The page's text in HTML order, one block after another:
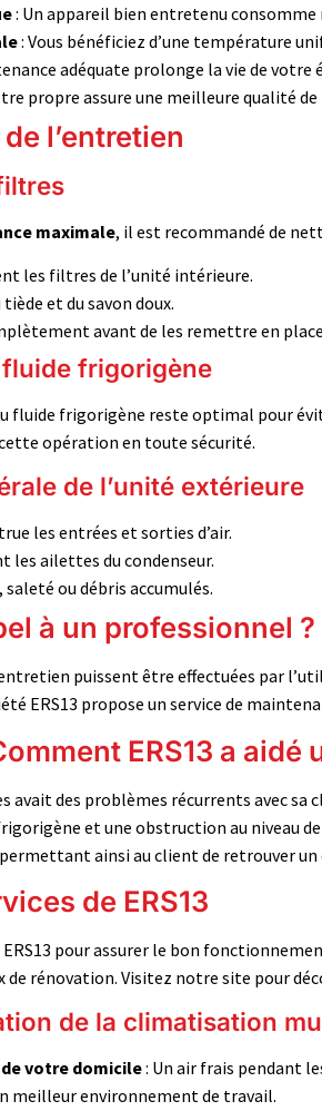
: Un appareil bien entretenu consomme
: Vous bénéficiez d’une température
adéquate prolonge la vie de votre
propre assure une meilleure qualité de
l’entretien
maximale, il est recommandé de
les filtres de l’unité intérieure.
tiède et du savon doux.
avant de les remettre en
frigorigène
fluide frigorigène reste optimal pour
opération en toute sécurité.
de l’unité extérieure
les entrées et sorties d’air.
les ailettes du condenseur.
ou débris accumulés.
à un professionnel ?
puissent être effectuées par
ERS13 propose un service de
ERS13 a
avait des problèmes récurrents avec
et une obstruction au niveau
permettant ainsi au client de retrouver
de ERS13
ERS13 pour assurer le bon
de rénovation. Visitez notre site pour
de la climatisation
votre domicile: Un air frais pendant
meilleur environnement de travail.